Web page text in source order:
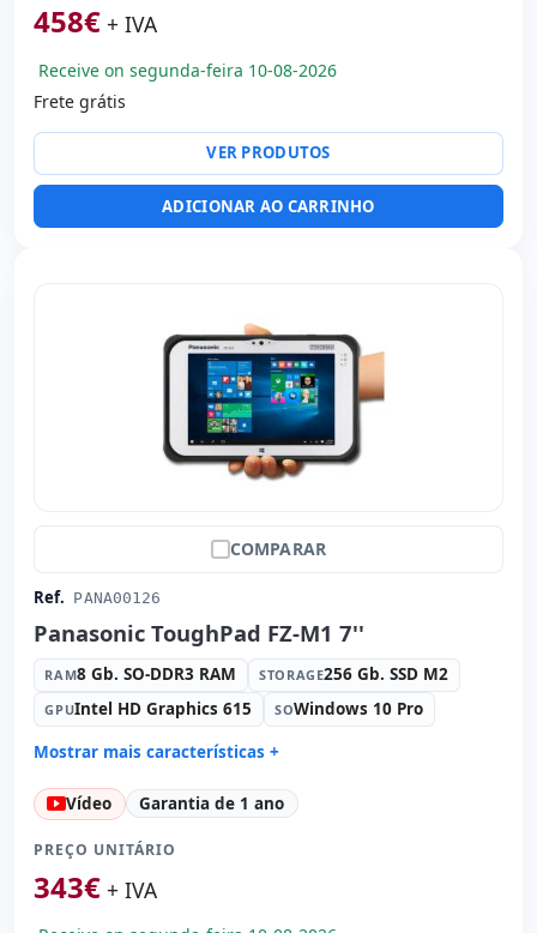
Portos: USB 3.0 · USB-C
Portas de vídeo: Mini HDMI
Multimídia:
Dimensões: 28x20x2 cm.
458€ + IVA
Receive on segunda-feira 10-08-2026
Frete grátis
VER PRODUTOS
ADICIONAR AO CARRINHO
COMPARAR
Ref. PANA00126
Panasonic ToughPad FZ-M1 7''
RAM8 Gb. SO-DDR3 RAM STORAGE256 Gb. SSD M2
GPUIntel HD Graphics 615 SOWindows 10 Pro
Mostrar mais características +
Connectivity: WIFI · Bluetooth
Processador: Intel Core i5 7Y57 1.2 GHz.
Som: HD Audio
Portos:
USB 3.0
Vídeo Garantia de 1 ano
PREÇO UNITÁRIO
343€ + IVA